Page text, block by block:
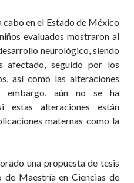
en el Estado de México
evaluados mostraron al
neurológico, siendo
afectado, seguido por los
así como las alteraciones
embargo, aún no se ha
estas alteraciones están
maternas como la
una propuesta de tesis
Maestría en Ciencias de